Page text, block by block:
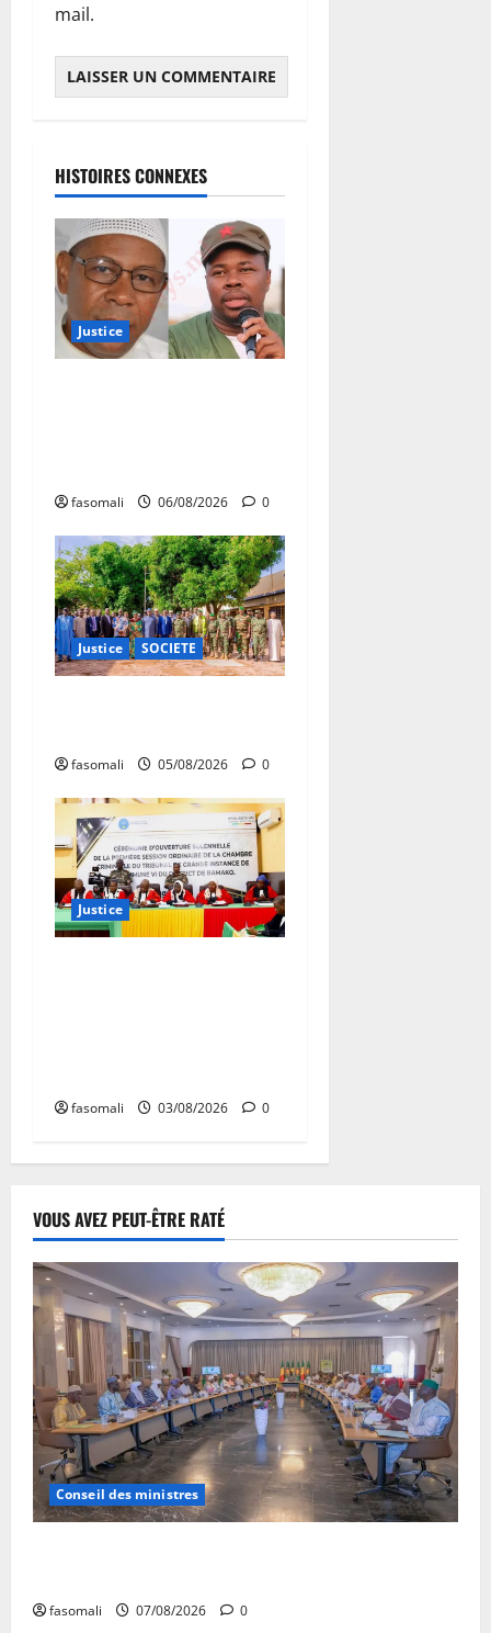
mail.
HISTOIRES CONNEXES
Justice
fasomali 06/08/2026 0
Justice SOCIETE
fasomali 05/08/2026 0
Justice
fasomali 03/08/2026 0
VOUS AVEZ PEUT-ÊTRE RATÉ
Conseil des ministres
fasomali 07/08/2026 0